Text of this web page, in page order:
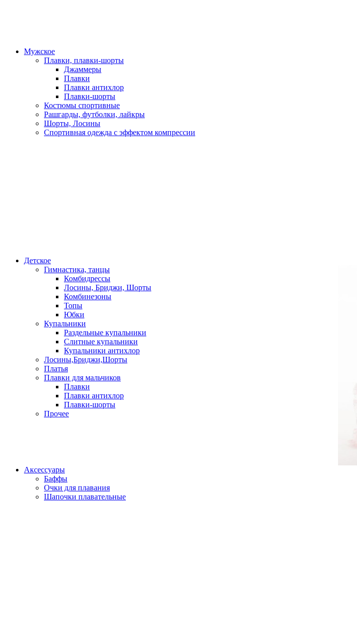
Мужское
Плавки, плавки-шорты
Джаммеры
Плавки
Плавки антихлор
Плавки-шорты
Костюмы спортивные
Рашгарды, футболки, лайкры
Шорты, Лосины
Спортивная одежда с эффектом компрессии
Детское
Гимнастика, танцы
Комбидрессы
Лосины, Бриджи, Шорты
Комбинезоны
Топы
Юбки
Купальники
Раздельные купальники
Слитные купальники
Купальники антихлор
Лосины,Бриджи,Шорты
Платья
Плавки для мальчиков
Плавки
Плавки антихлор
Плавки-шорты
Прочее
Аксессуары
Баффы
Очки для плавания
Шапочки плавательные